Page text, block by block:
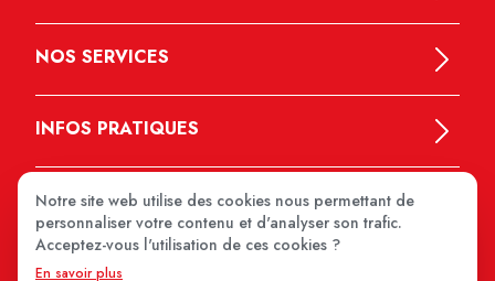
NOS SERVICES
INFOS PRATIQUES
Notre site web utilise des cookies nous permettant de
personnaliser votre contenu et d'analyser son trafic.
Acceptez-vous l'utilisation de ces cookies ?
En savoir plus